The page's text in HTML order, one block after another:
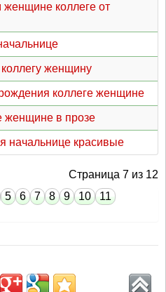
коллеге от
женщину
коллеге женщине
женщине в прозе
начальнице красивые
Страница 7 из 12
5 6 7 8 9 10
11